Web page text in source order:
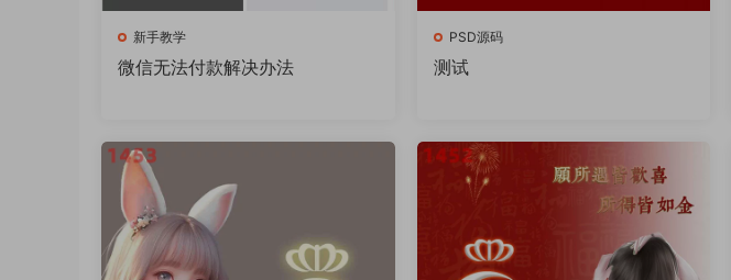
新手教学
微信无法付款解决办法
PSD源码
测试